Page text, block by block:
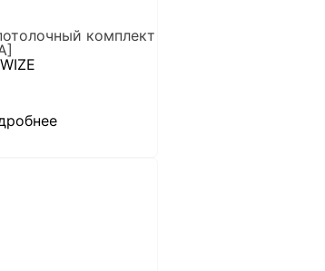
комплект
WIZE